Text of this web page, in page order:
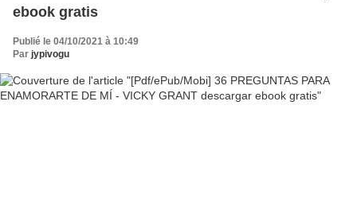
ebook gratis
Publié le 04/10/2021 à 10:49
Par jypivogu